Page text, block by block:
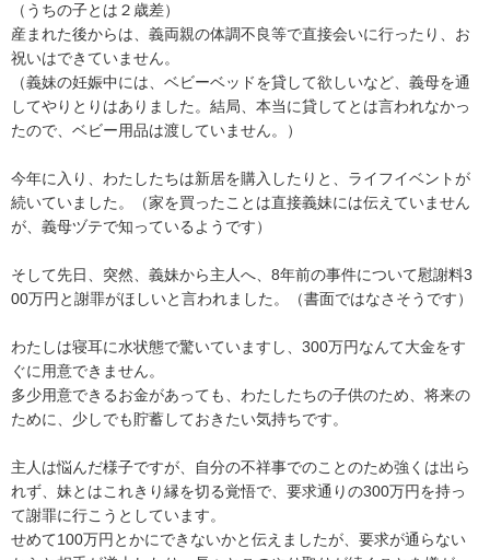
（うちの子とは２歳差）
産まれた後からは、義両親の体調不良等で直接会いに行ったり、お
祝いはできていません。
（義妹の妊娠中には、ベビーベッドを貸して欲しいなど、義母を通
してやりとりはありました。結局、本当に貸してとは言われなかっ
たので、ベビー用品は渡していません。）
今年に入り、わたしたちは新居を購入したりと、ライフイベントが
続いていました。（家を買ったことは直接義妹には伝えていません
が、義母ヅテで知っているようです）
そして先日、突然、義妹から主人へ、8年前の事件について慰謝料3
00万円と謝罪がほしいと言われました。（書面ではなさそうです）
わたしは寝耳に水状態で驚いていますし、300万円なんて大金をす
ぐに用意できません。
多少用意できるお金があっても、わたしたちの子供のため、将来の
ために、少しでも貯蓄しておきたい気持ちです。
主人は悩んだ様子ですが、自分の不祥事でのことのため強くは出ら
れず、妹とはこれきり縁を切る覚悟で、要求通りの300万円を持っ
て謝罪に行こうとしています。
せめて100万円とかにできないかと伝えましたが、要求が通らない